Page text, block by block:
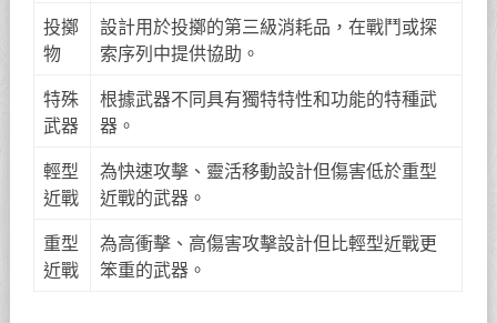
投擲
物
設計用於投擲的第三級消耗品，在戰鬥或探
索序列中提供協助。
特殊
武器
根據武器不同具有獨特特性和功能的特種武
器。
輕型
近戰
為快速攻擊、靈活移動設計但傷害低於重型
近戰的武器。
重型
近戰
為高衝擊、高傷害攻擊設計但比輕型近戰更
笨重的武器。